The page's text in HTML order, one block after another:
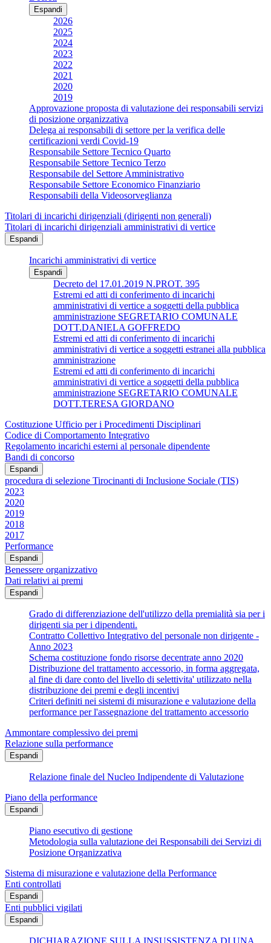
Espandi
2026
2025
2024
2023
2022
2021
2020
2019
Approvazione proposta di valutazione dei responsabili servizi
di posizione organizzativa
Delega ai responsabili di settore per la verifica delle
certificazioni verdi Covid-19
Responsabile Settore Tecnico Quarto
Responsabile Settore Tecnico Terzo
Responsabile del Settore Amministrativo
Responsabile Settore Economico Finanziario
Responsabili della Videosorveglianza
Titolari di incarichi dirigenziali (dirigenti non generali)
Titolari di incarichi dirigenziali amministrativi di vertice
Espandi
Incarichi amministrativi di vertice
Espandi
Decreto del 17.01.2019 N.PROT. 395
Estremi ed atti di conferimento di incarichi
amministrativi di vertice a soggetti della pubblica
amministrazione SEGRETARIO COMUNALE
DOTT.DANIELA GOFFREDO
Estremi ed atti di conferimento di incarichi
amministrativi di vertice a soggetti estranei alla pubblica
amministrazione
Estremi ed atti di conferimento di incarichi
amministrativi di vertice a soggetti della pubblica
amministrazione SEGRETARIO COMUNALE
DOTT.TERESA GIORDANO
Costituzione Ufficio per i Procedimenti Disciplinari
Codice di Comportamento Integrativo
Regolamento incarichi esterni al personale dipendente
Bandi di concorso
Espandi
procedura di selezione Tirocinanti di Inclusione Sociale (TIS)
2023
2020
2019
2018
2017
Performance
Espandi
Benessere organizzativo
Dati relativi ai premi
Espandi
Grado di differenziazione dell'utilizzo della premialità sia per i
dirigenti sia per i dipendenti.
Contratto Collettivo Integrativo del personale non dirigente -
Anno 2023
Schema costituzione fondo risorse decentrate anno 2020
Distribuzione del trattamento accessorio, in forma aggregata,
al fine di dare conto del livello di selettivita' utilizzato nella
distribuzione dei premi e degli incentivi
Criteri definiti nei sistemi di misurazione e valutazione della
performance per l'assegnazione del trattamento accessorio
Ammontare complessivo dei premi
Relazione sulla performance
Espandi
Relazione finale del Nucleo Indipendente di Valutazione
Piano della performance
Espandi
Piano esecutivo di gestione
Metodologia sulla valutazione dei Responsabili dei Servizi di
Posizione Organizzativa
Sistema di misurazione e valutazione della Performance
Enti controllati
Espandi
Enti pubblici vigilati
Espandi
DICHIARAZIONE SULLA INSUSSISTENZA DI UNA